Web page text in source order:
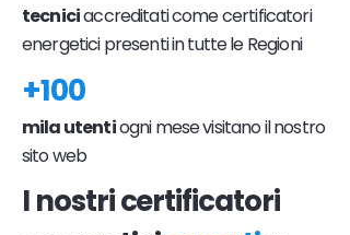
tecniciaccreditati come certificatori
energetici presenti in tutte le Regioni
+100
mila utentiogni mese visitano il nostro
sito web
I nostri certificatori